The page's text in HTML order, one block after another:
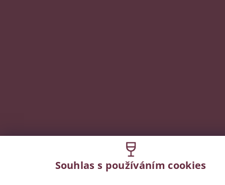
Souhlas s používáním cookies